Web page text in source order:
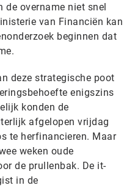
de overname niet snel
van Financiën kan
beginnen dat
deze strategische poot
enigszins
konden de
afgelopen vrijdag
te herfinancieren. Maar
weken oude
de prullenbak. De it-
in de